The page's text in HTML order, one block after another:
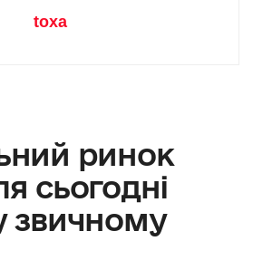
toxa
ринок
сьогодні
звичному